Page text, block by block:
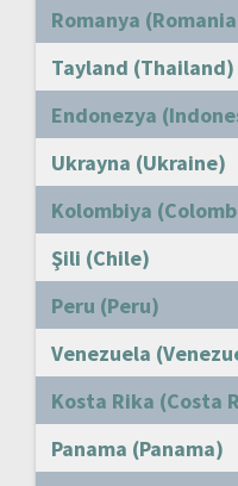
Romanya
Tayland (Thailand)
Endonezya
Ukrayna (Ukraine)
Kolombiya
Şili (Chile)
Peru (Peru)
Venezuela
Kosta Rika (Costa
Panama (Panama)